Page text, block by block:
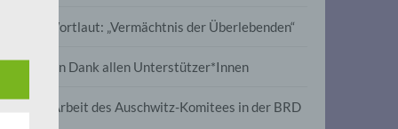
Im Wortlaut: „Vermächtnis der Überlebenden“
Vielen Dank allen Unterstützer*Innen
Zur Arbeit des Auschwitz-Komitees in der BRD